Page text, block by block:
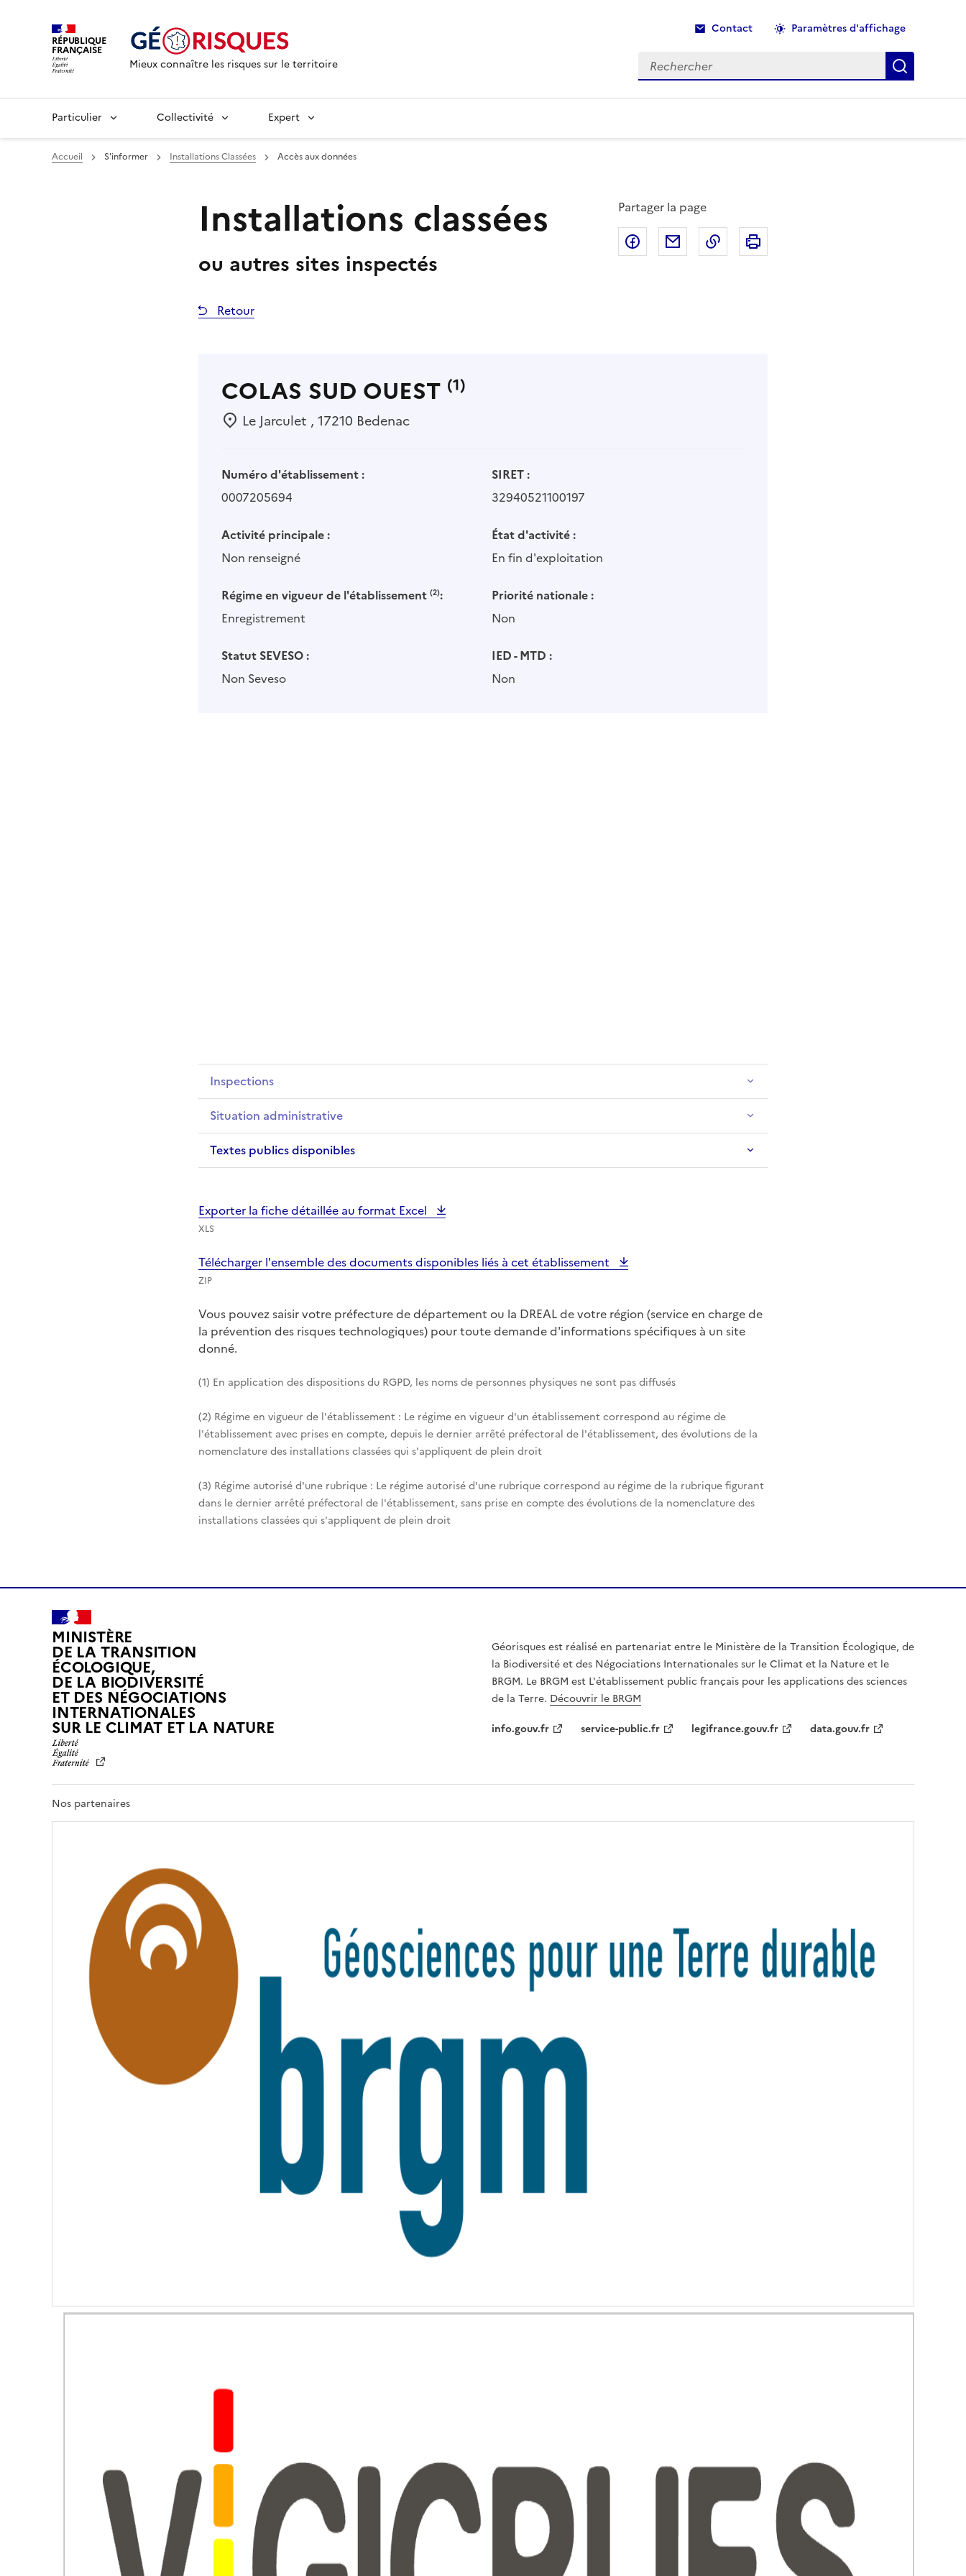
RÉPUBLIQUE
FRANÇAISE
Mieux connaître les risques sur le territoire
Contact Paramètres d'affichage
Rechercher
Recherche
Particulier Collectivité Expert
Accueil S'informer Installations Classées Accès aux données
Installations classées
ou autres sites inspectés
Partager la page
Partager sur Facebook
Partager par emailCopier dans le presse-papier
Retour
COLAS SUD OUEST (1)
Le Jarculet , 17210 Bedenac
Numéro d'établissement :
0007205694
SIRET :
32940521100197
Activité principale :
Non renseigné
État d'activité :
En fin d'exploitation
Régime en vigueur de l'établissement (2):
Enregistrement
Priorité nationale :
Non
Statut SEVESO :
Non Seveso
IED - MTD :
Non
Inspections
Situation administrative
Textes publics disponibles
Exporter la fiche détaillée au format Excel
XLS
Télécharger l'ensemble des documents disponibles liés à cet établissement
ZIP
Vous pouvez saisir votre préfecture de département ou la DREAL de votre région (service en charge de
la prévention des risques technologiques) pour toute demande d'informations spécifiques à un site
donné.
(1) En application des dispositions du RGPD, les noms de personnes physiques ne sont pas diffusés
(2) Régime en vigueur de l'établissement : Le régime en vigueur d'un établissement correspond au régime de
l'établissement avec prises en compte, depuis le dernier arrêté préfectoral de l'établissement, des évolutions de la
nomenclature des installations classées qui s'appliquent de plein droit
(3) Régime autorisé d'une rubrique : Le régime autorisé d'une rubrique correspond au régime de la rubrique figurant
dans le dernier arrêté préfectoral de l'établissement, sans prise en compte des évolutions de la nomenclature des
installations classées qui s'appliquent de plein droit
MINISTÈRE
DE LA TRANSITION
ÉCOLOGIQUE,
DE LA BIODIVERSITÉ
ET DES NÉGOCIATIONS
INTERNATIONALES
SUR LE CLIMAT ET LA NATUREL
R
É
R
R
N
T
Géorisques est réalisé en partenariat entre le Ministère de la Transition Écologique, de
la Biodiversité et des Négociations Internationales sur le Climat et la Nature et le
BRGM. Le BRGM est L'établissement public français pour les applications des sciences
de la Terre. Découvrir le BRGM
info.gouv.fr
service-public.fr legifrance.gouv.fr data.gouv.fr
Nos partenaires